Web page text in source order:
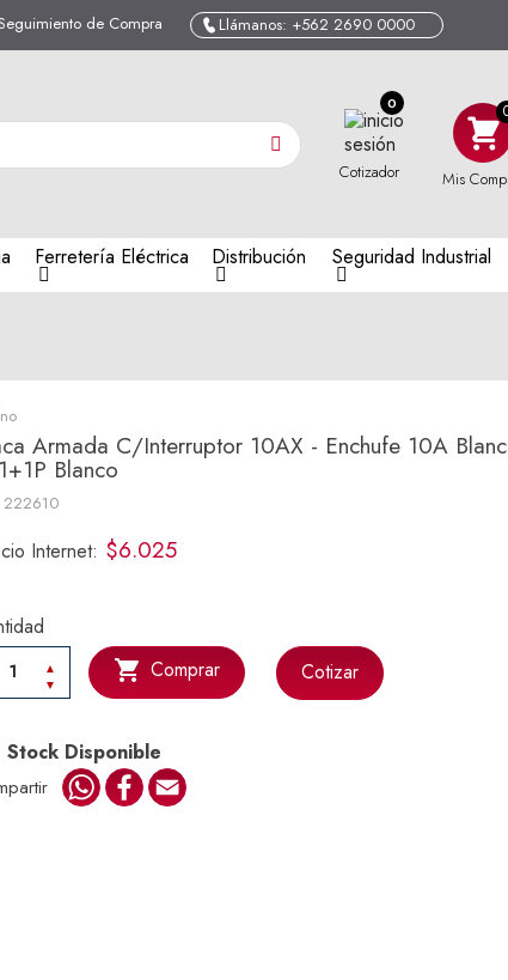
de Compra Llámanos: +562 2690 0000
0
Cotizador Mis
Ferretería Eléctrica Distribución Seguridad Industrial
Armada C/Interruptor 10AX - Enchufe 10A
Blanco
222610
Internet: $6.025
 Comprar
Stock Disponible
Cotizar
WhatsApp
Facebook